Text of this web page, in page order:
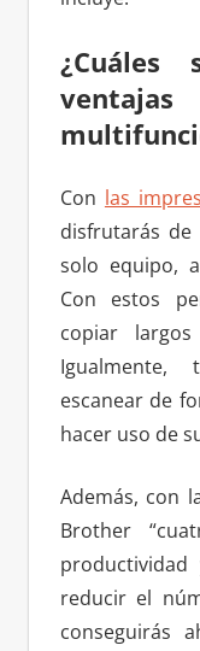
¿Cuáles
Con las
disfrutarás
solo equipo,
Con estos
copiar largos
escanear de
hacer uso de
Además, con
Brother
reducir el
conseguirás